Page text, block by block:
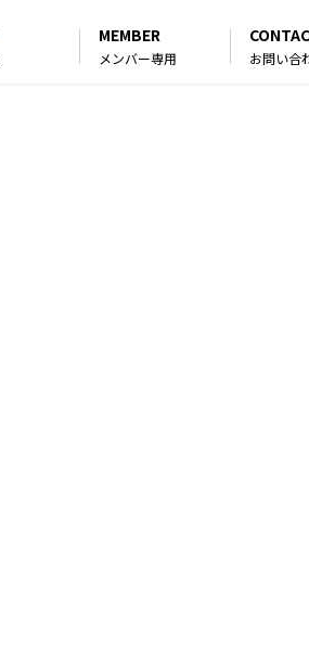
MEMBER
メンバー専用 お問い合